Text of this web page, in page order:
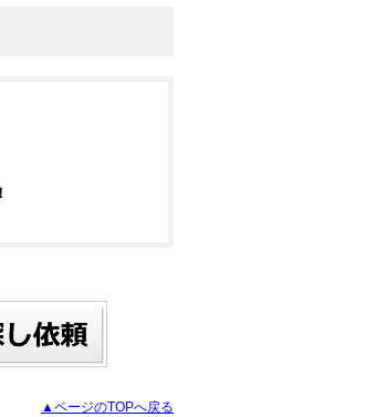
▲ページのTOPへ戻る